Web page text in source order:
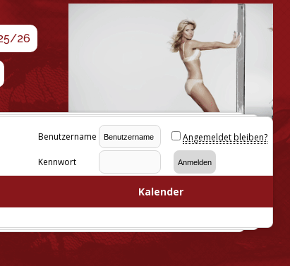
26
Benutzername Angemeldet bleiben?
Kennwort
Kalender